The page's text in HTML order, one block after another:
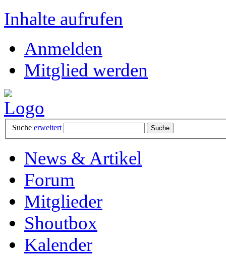
Inhalte aufrufen
Anmelden
Mitglied werden
Suche erweitert
News & Artikel
Forum
Mitglieder
Shoutbox
Kalender